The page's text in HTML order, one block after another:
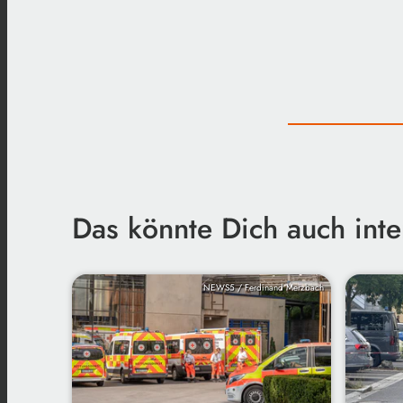
Das könnte Dich auch
NEWS5 / Ferdinand Merzbach